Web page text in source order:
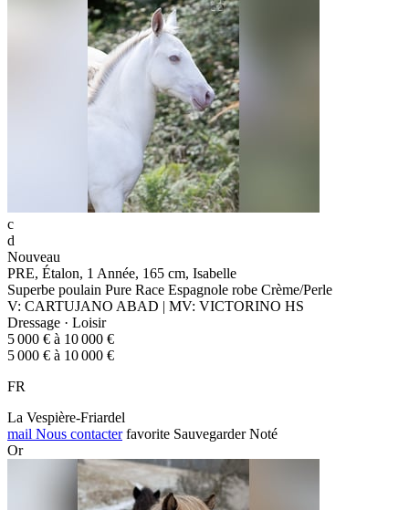
c
d
Nouveau
PRE, Étalon, 1 Année, 165 cm, Isabelle
Superbe poulain Pure Race Espagnole robe Crème/Perle
V: CARTUJANO ABAD | MV: VICTORINO HS
Dressage · Loisir
5 000 € à 10 000 €
5 000 € à 10 000 €
FR
La Vespière-Friardel
mail Nous contacter favorite Sauvegarder Noté
Or